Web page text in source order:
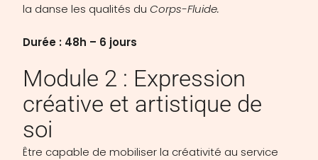
la danse les qualités duCorps-Fluide.
Durée : 48h – 6 jours
Module 2 : Expression
créative et artistique de
soi
Être capable de mobiliser la créativité au service